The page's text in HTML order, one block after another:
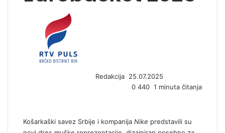
Redakcija e
m
l
25.07.2025
0 440 1 minuta čitanja
Košarkaški savez Srbije i kompanija Nike predstavili su